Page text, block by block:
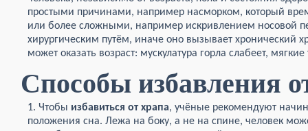
простыми причинами, например насморком, который
или более сложными, например искривлением носовой
хирургическим путём, иначе оно вызывает хронический
может оказать возраст: мускулатура горла слабеет,
Способы избавления
1. Чтобы избавиться от храпа, учёные рекомендуют
положения сна. Лежа на боку, а не на спине, человек